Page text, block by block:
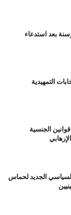
بعد استدعاء
التمهيدية
الجنسية
الجديد لحماس